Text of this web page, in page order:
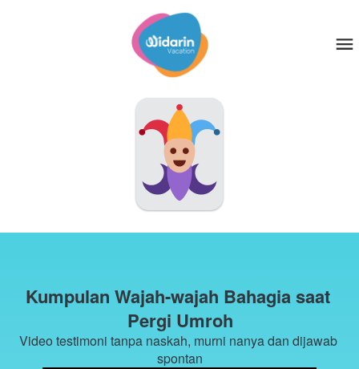
Kumpulan Wajah-wajah Bahagia saat
Pergi Umroh
Video testimoni tanpa naskah, murni nanya dan dijawab
spontan